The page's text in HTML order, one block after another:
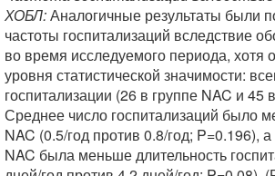
ХОБЛ:Аналогичные результаты были
частоты госпитализаций вследствие
во время исследуемого периода, хотя
уровня статистической значимости:
госпитализации (26 в группе NAC и 45
Среднее число госпитализаций было
NAC (0.5/год против 0.8/год; P=0.196),
NAC была меньше длительность